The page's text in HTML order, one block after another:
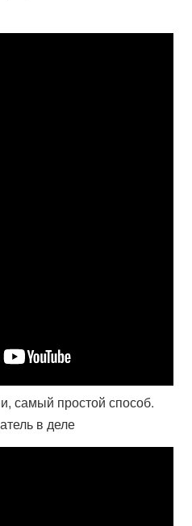
самый простой способ.
в деле